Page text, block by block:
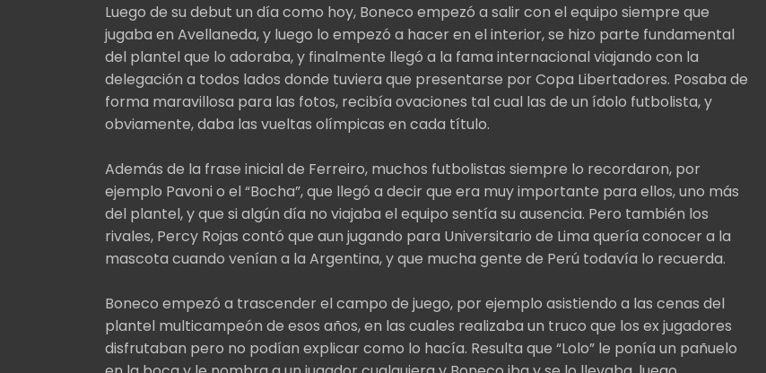
Luego de su debut un día como hoy, Boneco empezó a salir con el equipo siempre que
jugaba en Avellaneda, y luego lo empezó a hacer en el interior, se hizo parte fundamental
del plantel que lo adoraba, y finalmente llegó a la fama internacional viajando con la
delegación a todos lados donde tuviera que presentarse por Copa Libertadores. Posaba de
forma maravillosa para las fotos, recibía ovaciones tal cual las de un ídolo futbolista, y
obviamente, daba las vueltas olímpicas en cada título.
Además de la frase inicial de Ferreiro, muchos futbolistas siempre lo recordaron, por
ejemplo Pavoni o el “Bocha”, que llegó a decir que era muy importante para ellos, uno más
del plantel, y que si algún día no viajaba el equipo sentía su ausencia. Pero también los
rivales, Percy Rojas contó que aun jugando para Universitario de Lima quería conocer a la
mascota cuando venían a la Argentina, y que mucha gente de Perú todavía lo recuerda.
Boneco empezó a trascender el campo de juego, por ejemplo asistiendo a las cenas del
plantel multicampeón de esos años, en las cuales realizaba un truco que los ex jugadores
disfrutaban pero no podían explicar como lo hacía. Resulta que “Lolo” le ponía un pañuelo